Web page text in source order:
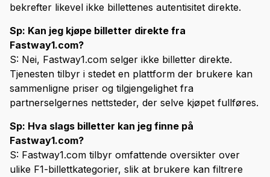
bekrefter likevel ikke billettenes autentisitet direkte.
Sp: Kan jeg kjøpe billetter direkte fra
Fastway1.com?
S: Nei, Fastway1.com selger ikke billetter direkte.
Tjenesten tilbyr i stedet en plattform der brukere kan
sammenligne priser og tilgjengelighet fra
partnerselgernes nettsteder, der selve kjøpet fullføres.
Sp: Hva slags billetter kan jeg finne på
Fastway1.com?
S: Fastway1.com tilbyr omfattende oversikter over
ulike F1-billettkategorier, slik at brukere kan filtrere